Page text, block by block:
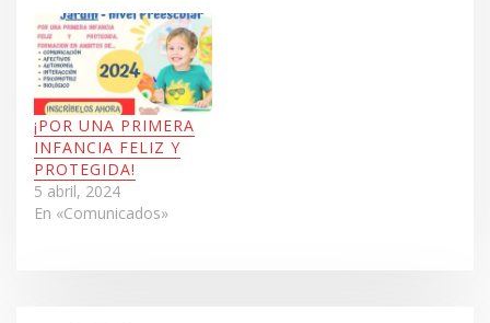
maestro, este
reconocimiento es el
resultado de la
dedicación y trabajo en
equipo.…
¡POR UNA PRIMERA
INFANCIA FELIZ Y
PROTEGIDA!
5 abril, 2024
En «Comunicados»